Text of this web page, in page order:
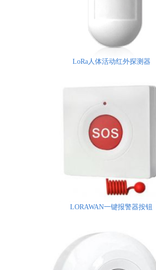
LoRa人体活动红外探测器
LORAWAN一键报警器按钮